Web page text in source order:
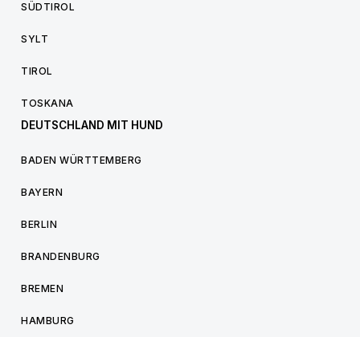
SÜDTIROL
SYLT
TIROL
TOSKANA
DEUTSCHLAND MIT HUND
BADEN WÜRTTEMBERG
BAYERN
BERLIN
BRANDENBURG
BREMEN
HAMBURG